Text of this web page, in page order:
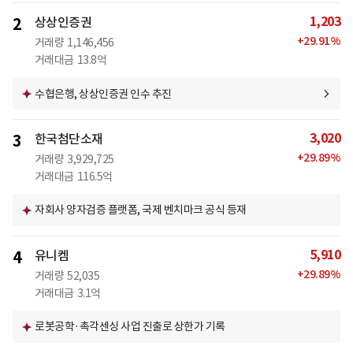
2 상상인증권
거래량 1,146,456
거래대금 13.8억
1,203
+29.91%
수협은행, 상상인증권 인수 추진
3 한국첨단소재
거래량 3,929,725
거래대금 116.5억
3,020
+29.89%
자회사 양자검증 플랫폼, 국제 벤치마크 공식 등재
4 유니켐
거래량 52,035
거래대금 3.1억
5,910
+29.89%
로봇공학·촉각센싱 사업 진출로 상한가 기록